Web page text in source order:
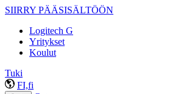
SIIRRY PÄÄSISÄLTÖÖN
Logitech G
Yritykset
Koulut
Tuki
FI,fi